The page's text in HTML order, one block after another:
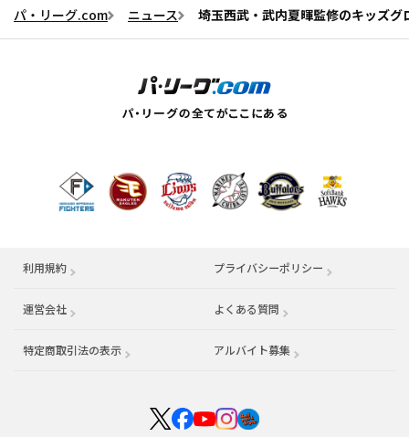
パ・リーグ.com ニュース 埼玉西武・武内夏暉監修のキッズグ
利用規約 プライバシーポリシー
運営会社 （別ウィンドウで開く） よくある質問
特定商取引法の表示 アルバイト募集 （別ウィンドウで開く